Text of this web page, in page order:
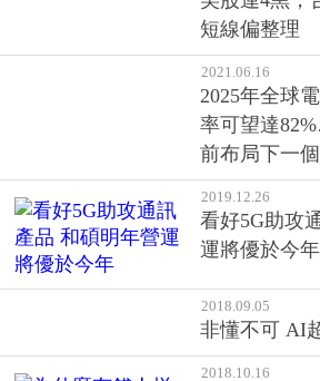
2025年全球
率可望達
前布局下一個
2019.12.26
看好5G助攻
運將優於今年
2018.09.05
非懂不可 AI
為什麼有錢
不敢？存300
點操作，賺